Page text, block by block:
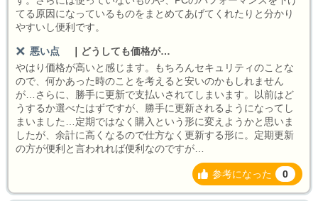
てる原因になっているものをまとめてあげてくれたりと分かり
やすいし便利です。
悪い点
どうしても価格が…
やはり価格が高いと感じます。もちろんセキュリティのことな
ので、何かあった時のことを考えると安いのかもしれません
が…さらに、勝手に更新で支払いされてしまいます。以前はど
うするか選べたはずですが、勝手に更新されるようになってし
まいました…定期ではなく購入という形に変えようかと思いま
したが、余計に高くなるので仕方なく更新する形に。定期更新
の方が便利と言われれば便利なのですが…
参考になった 0